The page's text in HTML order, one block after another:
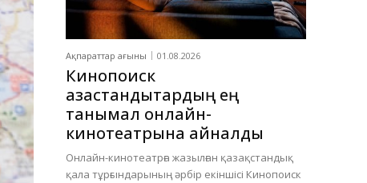
Ақпараттар ағыны 01.08.2026
Кинопоиск
қазақстандықтардың ең
танымал онлайн-
кинотеатрына айналды
Онлайн-кинотеатрға жазылған қазақстандық
қала тұрғындарының әрбір екіншісі Кинопоиск